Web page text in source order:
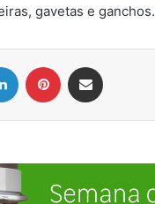
gavetas e ganchos.
Linkedin Pinterest